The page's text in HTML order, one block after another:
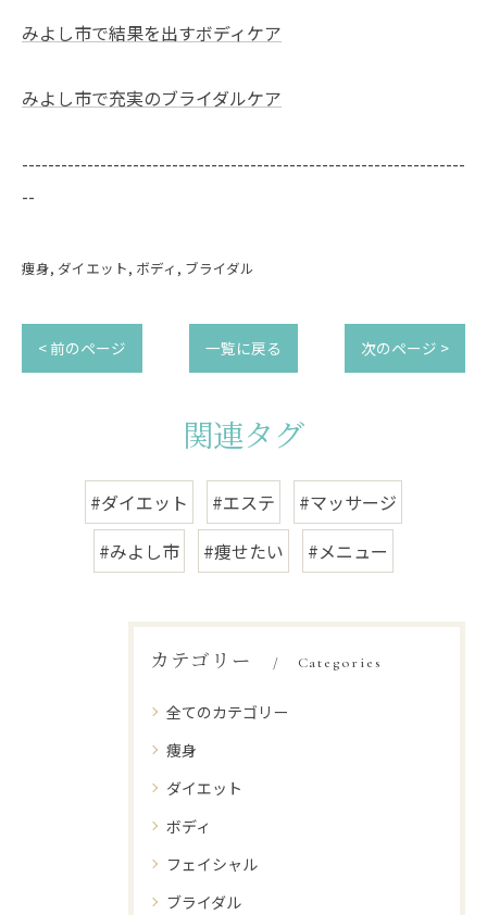
みよし市で結果を出すボディケア
みよし市で充実のブライダルケア
--------------------------------------------------------------------
--
痩身 ダイエット ボディ ブライダル
< 前のページ 一覧に戻る 次のページ >
関連タグ
#ダイエット #エステ
#マッサージ
#みよし市
#痩せたい #メニュー
カテゴリー Categories
全てのカテゴリー
痩身
ダイエット
ボディ
フェイシャル
ブライダル